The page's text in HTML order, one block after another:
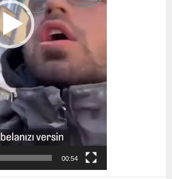
00:54